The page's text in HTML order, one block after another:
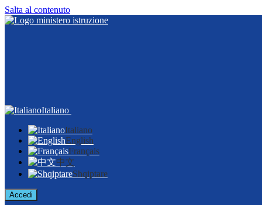
Salta al contenuto
Italiano
Italiano
English
Français
中文
Shqiptare
Accedi